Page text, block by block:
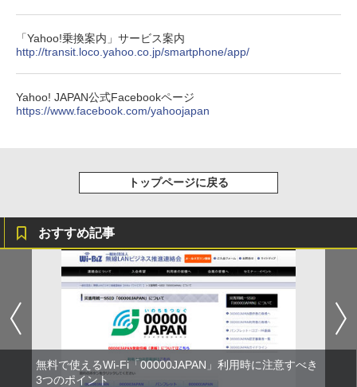
「Yahoo!乗換案内」サービス案内
http://transit.loco.yahoo.co.jp/smartphone/app/
Yahoo! JAPAN公式Facebookページ
https://www.facebook.com/yahoojapan
トップページに戻る
おすすめ記事
無料で使えるWi-Fi「00000JAPAN」利用時に注意すべき
3つのポイント